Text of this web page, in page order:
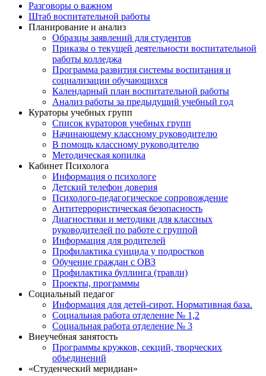
Разговоры о важном
Штаб воспитательной работы
Планирование и анализ
Образцы заявлений для студентов
Приказы о текущей деятельности воспитательной
работы колледжа
Программа развития системы воспитания и
социализации обучающихся
Календарный план воспитательной работы
Анализ работы за предыдущий учебный год
Кураторы учебных групп
Список кураторов учебных групп
Начинающему классному руководителю
В помощь классному руководителю
Методическая копилка
Кабинет Психолога
Информация о психологе
Детский телефон доверия
Психолого-педагогическое сопровождение
Антитеррористическая безопасность
Диагностики и методики для классных
руководителей по работе с группой
Информация для родителей
Профилактика суицида у подростков
Обучение граждан с ОВЗ
Профилактика буллинга (травли)
Проекты, программы
Социальный педагог
Информация для детей-сирот. Нормативная база.
Социальная работа отделение № 1,2
Социальная работа отделение № 3
Внеучебная занятость
Программы кружков, секций, творческих
объединений
«Студенческий меридиан»